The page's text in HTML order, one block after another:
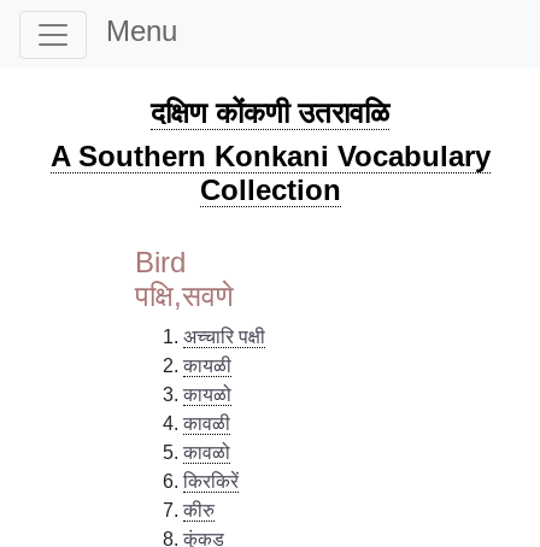
Menu
दक्षिण कोंकणी उतरावळि
A Southern Konkani Vocabulary
Collection
Bird
पक्षि,सवणे
अच्चारि पक्षी
कायळी
कायळो
कावळी
कावळो
किरकिरें
कीरु
कुंकड